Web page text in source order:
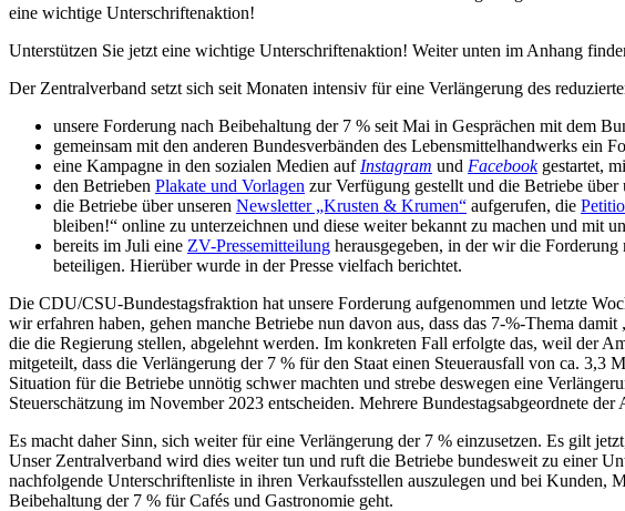
eine wichtige Unterschriftenaktion!
Unterstützen Sie jetzt eine wichtige Unterschriftenaktion! Weiter unten im Anhang
Der Zentralverband setzt sich seit Monaten intensiv für eine Verlängerung des
unsere Forderung nach Beibehaltung der 7 % seit Mai in Gesprächen mit dem
gemeinsam mit den anderen Bundesverbänden des Lebensmittelhandwerks ein
eine Kampagne in den sozialen Medien auf Instagram und Facebookgestartet,
den Betrieben Plakate und Vorlagen zur Verfügung gestellt und die Betriebe
die Betriebe über unseren Newsletter „Krusten & Krumen“ aufgerufen, die
bleiben!“ online zu unterzeichnen und diese weiter bekannt zu machen und mit
bereits im Juli eine ZV-Pressemitteilung herausgegeben, in der wir die
beteiligen. Hierüber wurde in der Presse vielfach berichtet.
Die CDU/CSU-Bundestagsfraktion hat unsere Forderung aufgenommen und letzte
wir erfahren haben, gehen manche Betriebe nun davon aus, dass das 7-%-Thema
die die Regierung stellen, abgelehnt werden. Im konkreten Fall erfolgte das, weil der
mitgeteilt, dass die Verlängerung der 7 % für den Staat einen Steuerausfall von ca. 3,3
Situation für die Betriebe unnötig schwer machten und strebe deswegen eine
Steuerschätzung im November 2023 entscheiden. Mehrere Bundestagsabgeordnete
Es macht daher Sinn, sich weiter für eine Verlängerung der 7 % einzusetzen. Es gilt
Unser Zentralverband wird dies weiter tun und ruft die Betriebe bundesweit zu einer
nachfolgende Unterschriftenliste in ihren Verkaufsstellen auszulegen und bei
Beibehaltung der 7 % für Cafés und Gastronomie geht.